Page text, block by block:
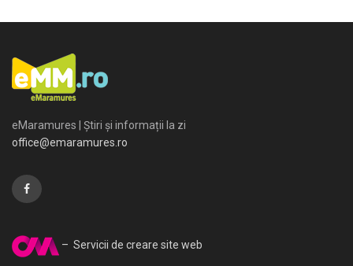
eMaramures | Știri și informații la zi
office@emaramures.ro
– Servicii de creare site web